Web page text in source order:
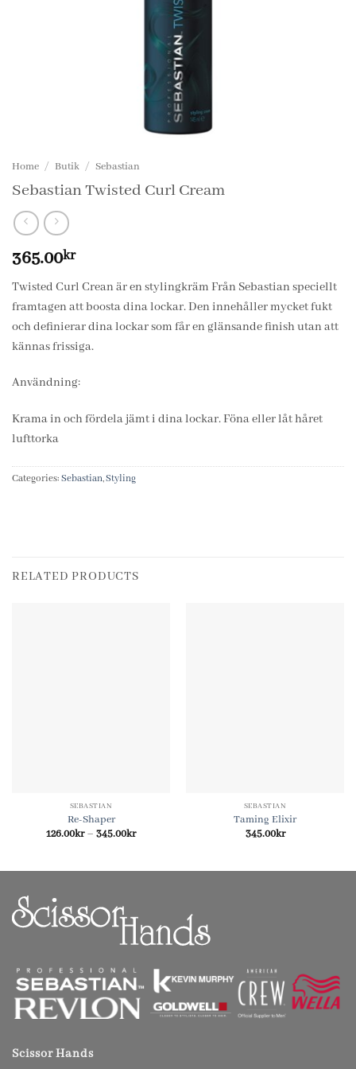
Home / Butik / Sebastian
Sebastian Twisted Curl Cream
365.00kr
Twisted Curl Crean är en stylingkräm Från Sebastian speciellt
framtagen att boosta dina lockar. Den innehåller mycket fukt
och definierar dina lockar som får en glänsande finish utan att
kännas frissiga.
Användning:
Krama in och fördela jämt i dina lockar. Föna eller låt håret
lufttorka
Categories: Sebastian,Styling
RELATED PRODUCTS
SEBASTIAN
Re-Shaper
126.00kr – 345.00krPrice
345.00kr
SEBASTIAN
Taming Elixir
345.00kr
Scissor Hands